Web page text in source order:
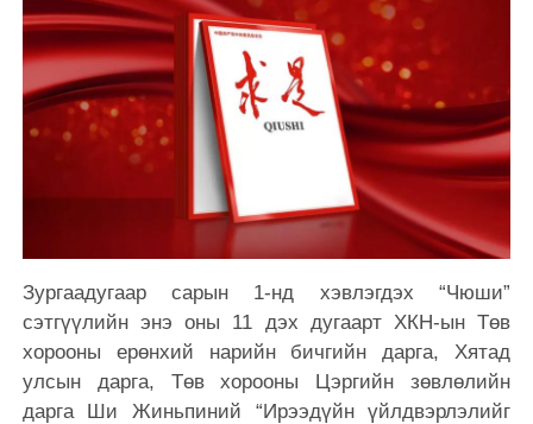
Зургаадугаар сарын 1-нд хэвлэгдэх “Чюши”
сэтгүүлийн энэ оны 11 дэх дугаарт ХКН-ын Төв
хорооны ерөнхий нарийн бичгийн дарга, Хятад
улсын дарга, Төв хорооны Цэргийн зөвлөлийн
дарга Ши Жиньпиний “Ирээдүйн үйлдвэрлэлийг